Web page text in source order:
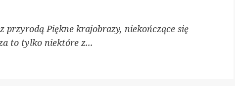
przyrodą Piękne krajobrazy, niekończące się
to tylko niektóre z...